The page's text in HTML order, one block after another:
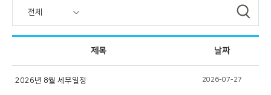
전체
제목 날짜
2026년 8월 세무일정 2026-07-27